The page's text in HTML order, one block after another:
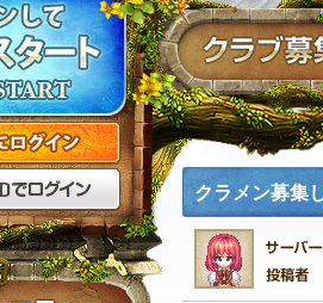
公式サイトにログイン
外部サービスIDでログ
クラメン募集